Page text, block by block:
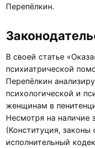
Перепёлкин.
В своей статье
психиатрической
Перепёлкин
психологической и
женщинам в
Несмотря на наличие
(Конституция, законы
исполнительный